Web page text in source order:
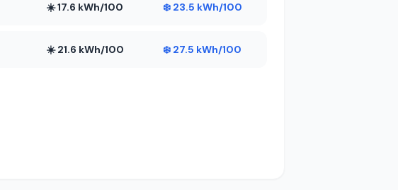
☀️ 17.6 kWh/100 ❄️ 23.5 kWh/100
☀️ 21.6 kWh/100 ❄️ 27.5 kWh/100